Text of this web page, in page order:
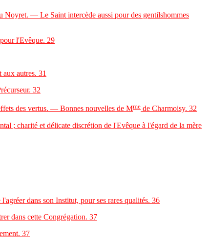
— Le Saint intercède aussi pour des gentilshommes
l'Evêque. 29
autres. 31
32
des vertus. — Bonnes nouvelles de Mme de Charmoisy. 32
; charité et délicate discrétion de l'Evêque à l'égard de la mère
dans son Institut, pour ses rares qualités. 36
dans cette Congrégation. 37
37